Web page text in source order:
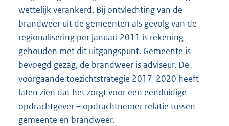
wettelijk verankerd. Bij ontvlechting van de
brandweer uit de gemeenten als gevolg van de
regionalisering per januari 2011 is rekening
gehouden met dit uitgangspunt. Gemeente is
bevoegd gezag, de brandweer is adviseur. De
voorgaande toezichtstrategie 2017-2020 heeft
laten zien dat het zorgt voor een eenduidige
opdrachtgever – opdrachtnemer relatie tussen
gemeente en brandweer.